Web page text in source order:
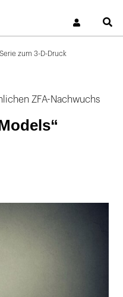
zum 3-D-Druck
ZFA-Nachwuchs